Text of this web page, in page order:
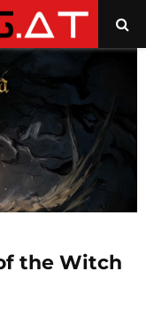
the Witch